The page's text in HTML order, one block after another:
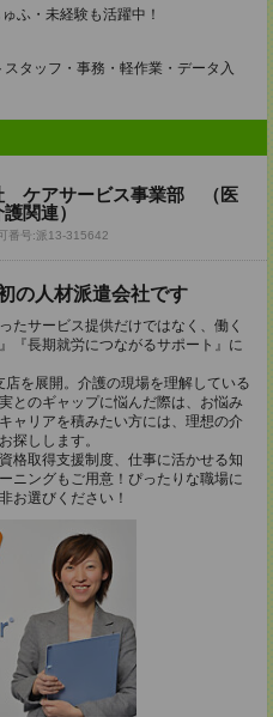
ふ・未経験も活躍中！
タッフ・事務・軽作業・データ入
ケアサービス事業部 （医
関連）
番号:派13-315642
の人材派遣会社です
たサービス提供だけではなく、働く
『長期就労につながるサポート』に
を展開。介護の現場を理解している
とのギャップに悩んだ際は、お悩み
ャリアを積みたい方には、理想の介
探しします。
格取得支援制度、仕事に活かせる知
ニングもご用意！ぴったりな職場に
お選びください！